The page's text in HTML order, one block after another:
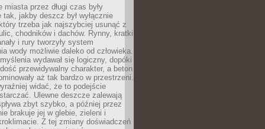
miasta przez długi czas były
tak, jakby deszcz był wyłącznie
trzeba jak najszybciej usunąć z
chodników i dachów. Rynny, kratki
i rury tworzyły system
wody możliwie daleko od człowieka.
wydawał się logiczny, dopóki
przewidywalny charakter, a beton
aż tak bardzo w przestrzeni.
widać, że to podejście
Ulewne deszcze zalewają
zbyt szybko, a później przez
brakuje jej w glebie, zieleni i
Z tej zmiany doświadczeń